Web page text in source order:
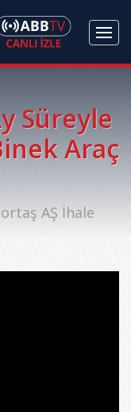
Süreyle
Araç
AŞ İhale